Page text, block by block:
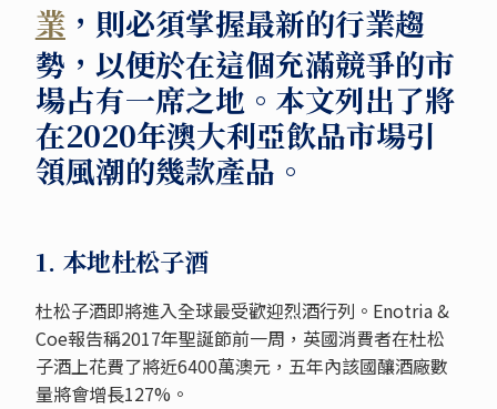
業，則必須掌握最新的行業趨
勢，以便於在這個充滿競爭的市
場占有一席之地。本文列出了將
在2020年澳大利亞飲品市場引
領風潮的幾款產品。
1. 本地杜松子酒
杜松子酒即將進入全球最受歡迎烈酒行列。Enotria &
Coe報告稱2017年聖誕節前一周，英國消費者在杜松
子酒上花費了將近6400萬澳元，五年內該國釀酒廠數
量將會增長127%。